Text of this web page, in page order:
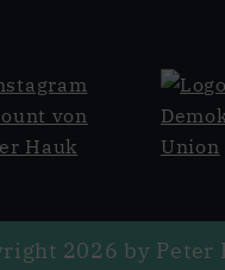
2026 by Peter